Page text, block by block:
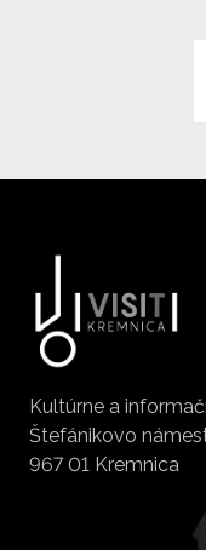
Kultúrne a
Štefánikovo
967 01 Kremnica